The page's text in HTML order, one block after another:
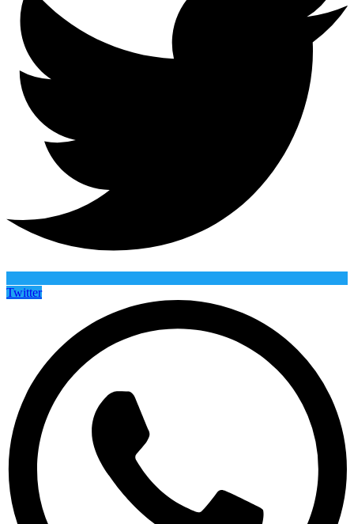
Twitter